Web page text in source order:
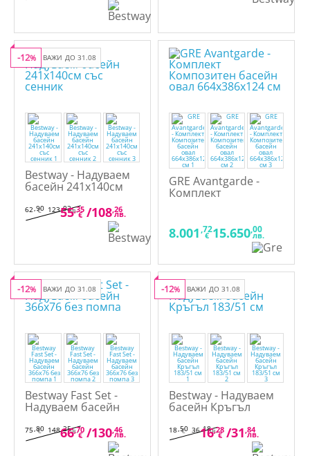
ВАЖИ ДО 31.08
-12%
Bestway - Надуваем
басейн 241х140см
62,90
€ 123,02лв.
55,35
€ /108,26
лв.
GRE Avantgarde -
Комплект
8.001,72
€ 15.650,00
лв.
ВАЖИ ДО 31.08
-12%
Bestway Fast Set -
Надуваем басейн
366х76 без помпа
75,80
€ 148,25лв.
66,70
€ /130,46
лв.
ВАЖИ ДО 31.08
-12%
Bestway - Надуваем
басейн Кръгъл
183/51 см
18,50
€ 36,18лв.
16,28
€ /31,84
лв.